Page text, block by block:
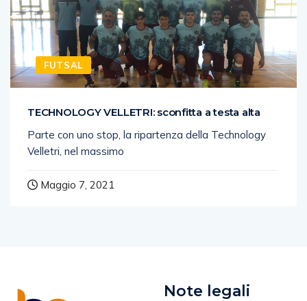
FUTSAL
TECHNOLOGY VELLETRI: sconfitta a testa alta
Parte con uno stop, la ripartenza della Technology
Velletri, nel massimo
Maggio 7, 2021
Note legali